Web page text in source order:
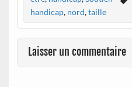
handicap, nord,taille
Laisser un commentaire